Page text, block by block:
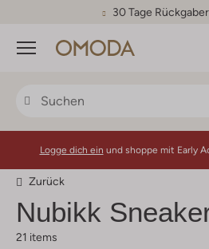
30 Tage
Menü
Logge dich ein und shoppe mit Early
Zurück
Nubikk
21 items